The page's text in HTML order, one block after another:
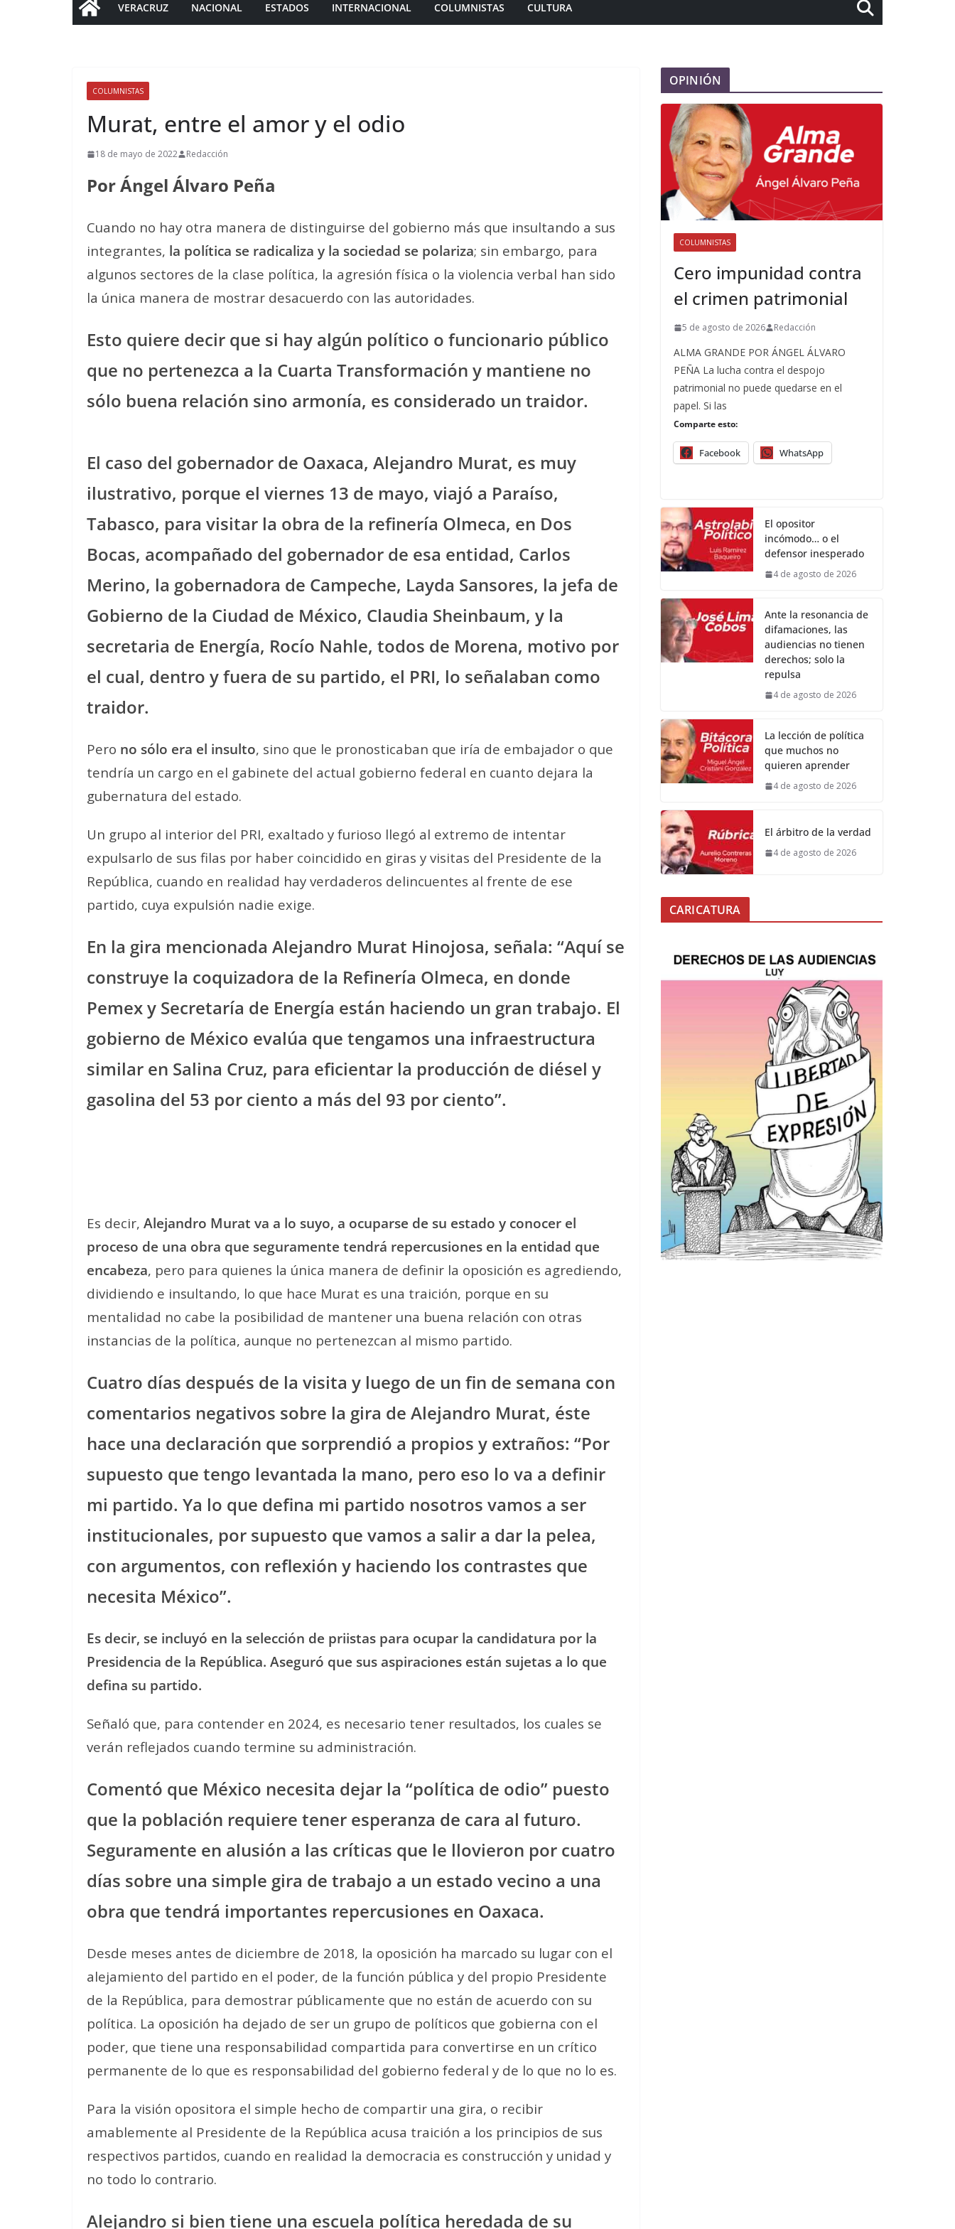
VERACRUZ NACIONAL ESTADOS INTERNACIONAL COLUMNISTAS CULTURA
COLUMNISTAS
Murat, entre el amor y el odio
18 de mayo de 2022 Redacción
Por Ángel Álvaro Peña
Cuando no hay otra manera de distinguirse del gobierno más que insultando a sus
integrantes, la política se radicaliza y la sociedad se polariza; sin embargo, para
algunos sectores de la clase política, la agresión física o la violencia verbal han sido
la única manera de mostrar desacuerdo con las autoridades.
Esto quiere decir que si hay algún político o funcionario público
que no pertenezca a la Cuarta Transformación y mantiene no
sólo buena relación sino armonía, es considerado un traidor.
El caso del gobernador de Oaxaca, Alejandro Murat, es muy
ilustrativo, porque el viernes 13 de mayo, viajó a Paraíso,
Tabasco, para visitar la obra de la refinería Olmeca, en Dos
Bocas, acompañado del gobernador de esa entidad, Carlos
Merino, la gobernadora de Campeche, Layda Sansores, la jefa de
Gobierno de la Ciudad de México, Claudia Sheinbaum, y la
secretaria de Energía, Rocío Nahle, todos de Morena, motivo por
el cual, dentro y fuera de su partido, el PRI, lo señalaban como
traidor.
Pero no sólo era el insulto, sino que le pronosticaban que iría de embajador o que
tendría un cargo en el gabinete del actual gobierno federal en cuanto dejara la
gubernatura del estado.
Un grupo al interior del PRI, exaltado y furioso llegó al extremo de intentar
expulsarlo de sus filas por haber coincidido en giras y visitas del Presidente de la
República, cuando en realidad hay verdaderos delincuentes al frente de ese
partido, cuya expulsión nadie exige.
En la gira mencionada Alejandro Murat Hinojosa, señala: “Aquí se
construye la coquizadora de la Refinería Olmeca, en donde
Pemex y Secretaría de Energía están haciendo un gran trabajo. El
gobierno de México evalúa que tengamos una infraestructura
similar en Salina Cruz, para eficientar la producción de diésel y
gasolina del 53 por ciento a más del 93 por ciento”.
Es decir, Alejandro Murat va a lo suyo, a ocuparse de su estado y conocer el
proceso de una obra que seguramente tendrá repercusiones en la entidad que
encabeza, pero para quienes la única manera de definir la oposición es agrediendo,
dividiendo e insultando, lo que hace Murat es una traición, porque en su
mentalidad no cabe la posibilidad de mantener una buena relación con otras
instancias de la política, aunque no pertenezcan al mismo partido.
Cuatro días después de la visita y luego de un fin de semana con
comentarios negativos sobre la gira de Alejandro Murat, éste
hace una declaración que sorprendió a propios y extraños: “Por
supuesto que tengo levantada la mano, pero eso lo va a definir
mi partido. Ya lo que defina mi partido nosotros vamos a ser
institucionales, por supuesto que vamos a salir a dar la pelea,
con argumentos, con reflexión y haciendo los contrastes que
necesita México”.
Es decir, se incluyó en la selección de priistas para ocupar la candidatura por la
Presidencia de la República. Aseguró que sus aspiraciones están sujetas a lo que
defina su partido.
Señaló que, para contender en 2024, es necesario tener resultados, los cuales se
verán reflejados cuando termine su administración.
Comentó que México necesita dejar la “política de odio” puesto
que la población requiere tener esperanza de cara al futuro.
Seguramente en alusión a las críticas que le llovieron por cuatro
días sobre una simple gira de trabajo a un estado vecino a una
obra que tendrá importantes repercusiones en Oaxaca.
Desde meses antes de diciembre de 2018, la oposición ha marcado su lugar con el
alejamiento del partido en el poder, de la función pública y del propio Presidente
de la República, para demostrar públicamente que no están de acuerdo con su
política. La oposición ha dejado de ser un grupo de políticos que gobierna con el
poder, que tiene una responsabilidad compartida para convertirse en un crítico
permanente de lo que es responsabilidad del gobierno federal y de lo que no lo es.
Para la visión opositora el simple hecho de compartir una gira, o recibir
amablemente al Presidente de la República acusa traición a los principios de sus
respectivos partidos, cuando en realidad la democracia es construcción y unidad y
no todo lo contrario.
Alejandro si bien tiene una escuela política heredada de su
OPINIÓN
COLUMNISTAS
Cero impunidad contra
el crimen patrimonial
5 de agosto de 2026 Redacción
ALMA GRANDE POR ÁNGEL ÁLVARO
PEÑA La lucha contra el despojo
patrimonial no puede quedarse en el
papel. Si las
Comparte esto:
Facebook WhatsApp
El opositor
incómodo… o el
defensor inesperado
4 de agosto de 2026
Ante la resonancia de
difamaciones, las
audiencias no tienen
derechos; solo la
repulsa
4 de agosto de 2026
La lección de política
que muchos no
quieren aprender
4 de agosto de 2026
El árbitro de la verdad
4 de agosto de 2026
CARICATURA